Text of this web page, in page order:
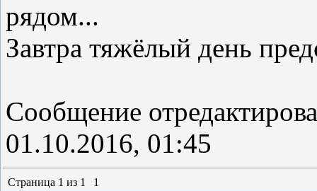
рядом...
Завтра тяжёлый день
Сообщение
01.10.2016, 01:45
Страница 1 из 1 1